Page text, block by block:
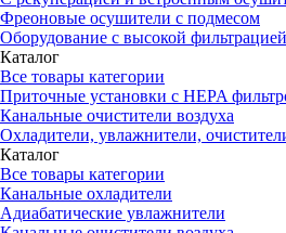
Фреоновые осушители с подмесом
Оборудование с высокой фильтрацией
Каталог
Все товары категории
Приточные установки c HEPA
Канальные очистители воздуха
Охладители, увлажнители,
Каталог
Все товары категории
Канальные охладители
Адиабатические увлажнители